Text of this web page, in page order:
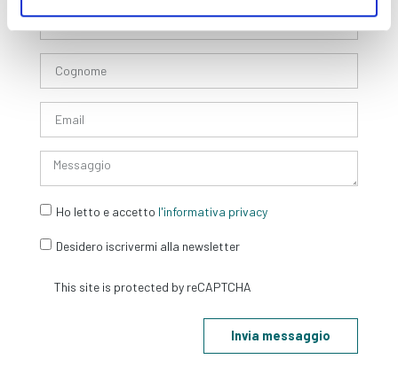
Ho letto e accetto l'informativa privacy
Desidero iscrivermi alla newsletter
Invia messaggio